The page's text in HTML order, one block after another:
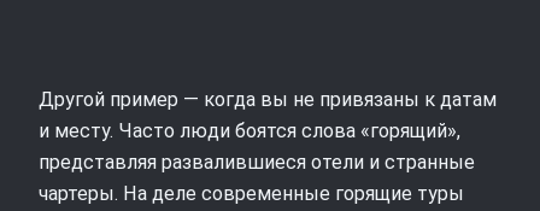
Другой пример — когда вы не привязаны к датам
и месту. Часто люди боятся слова «горящий»,
представляя развалившиеся отели и странные
чартеры. На деле современные горящие туры